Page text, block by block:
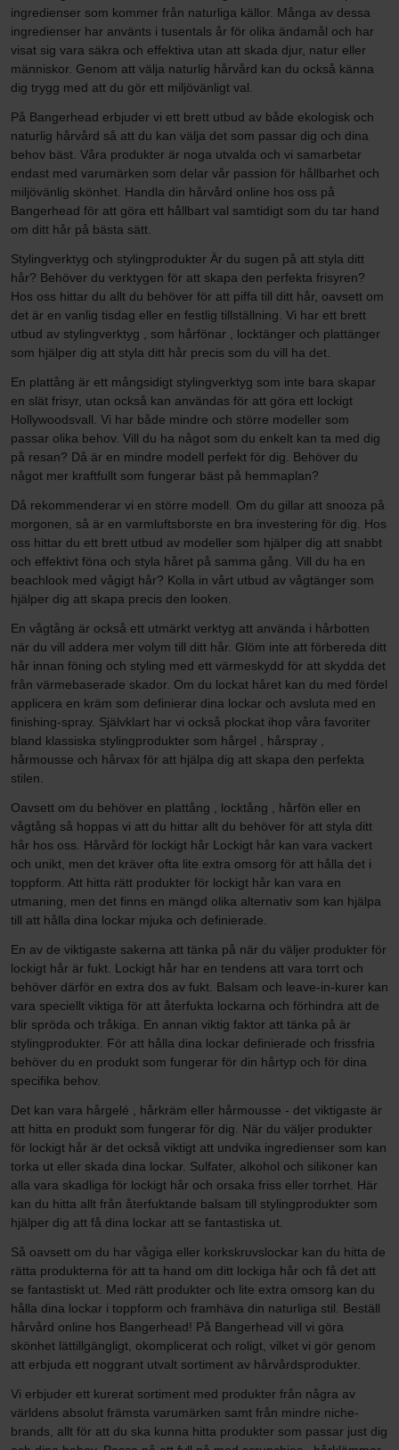
ingredienser som kommer från naturliga källor. Många av dessa
ingredienser har använts i tusentals år för olika ändamål och har
visat sig vara säkra och effektiva utan att skada djur, natur eller
människor. Genom att välja naturlig hårvård kan du också känna
dig trygg med att du gör ett miljövänligt val.
På Bangerhead erbjuder vi ett brett utbud av både ekologisk och
naturlig hårvård så att du kan välja det som passar dig och dina
behov bäst. Våra produkter är noga utvalda och vi samarbetar
endast med varumärken som delar vår passion för hållbarhet och
miljövänlig skönhet. Handla din hårvård online hos oss på
Bangerhead för att göra ett hållbart val samtidigt som du tar hand
om ditt hår på bästa sätt.
Stylingverktyg och stylingprodukter Är du sugen på att styla ditt
hår? Behöver du verktygen för att skapa den perfekta frisyren?
Hos oss hittar du allt du behöver för att piffa till ditt hår, oavsett om
det är en vanlig tisdag eller en festlig tillställning. Vi har ett brett
utbud av stylingverktyg , som hårfönar , locktänger och plattänger
som hjälper dig att styla ditt hår precis som du vill ha det.
En plattång är ett mångsidigt stylingverktyg som inte bara skapar
en slät frisyr, utan också kan användas för att göra ett lockigt
Hollywoodsvall. Vi har både mindre och större modeller som
passar olika behov. Vill du ha något som du enkelt kan ta med dig
på resan? Då är en mindre modell perfekt för dig. Behöver du
något mer kraftfullt som fungerar bäst på hemmaplan?
Då rekommenderar vi en större modell. Om du gillar att snooza på
morgonen, så är en varmluftsborste en bra investering för dig. Hos
oss hittar du ett brett utbud av modeller som hjälper dig att snabbt
och effektivt föna och styla håret på samma gång. Vill du ha en
beachlook med vågigt hår? Kolla in vårt utbud av vågtänger som
hjälper dig att skapa precis den looken.
En vågtång är också ett utmärkt verktyg att använda i hårbotten
när du vill addera mer volym till ditt hår. Glöm inte att förbereda ditt
hår innan föning och styling med ett värmeskydd för att skydda det
från värmebaserade skador. Om du lockat håret kan du med fördel
applicera en kräm som definierar dina lockar och avsluta med en
finishing-spray. Självklart har vi också plockat ihop våra favoriter
bland klassiska stylingprodukter som hårgel , hårspray ,
hårmousse och hårvax för att hjälpa dig att skapa den perfekta
stilen.
Oavsett om du behöver en plattång , locktång , hårfön eller en
vågtång så hoppas vi att du hittar allt du behöver för att styla ditt
hår hos oss. Hårvård för lockigt hår Lockigt hår kan vara vackert
och unikt, men det kräver ofta lite extra omsorg för att hålla det i
toppform. Att hitta rätt produkter för lockigt hår kan vara en
utmaning, men det finns en mängd olika alternativ som kan hjälpa
till att hålla dina lockar mjuka och definierade.
En av de viktigaste sakerna att tänka på när du väljer produkter för
lockigt hår är fukt. Lockigt hår har en tendens att vara torrt och
behöver därför en extra dos av fukt. Balsam och leave-in-kurer kan
vara speciellt viktiga för att återfukta lockarna och förhindra att de
blir spröda och tråkiga. En annan viktig faktor att tänka på är
stylingprodukter. För att hålla dina lockar definierade och frissfria
behöver du en produkt som fungerar för din hårtyp och för dina
specifika behov.
Det kan vara hårgelé , hårkräm eller hårmousse - det viktigaste är
att hitta en produkt som fungerar för dig. När du väljer produkter
för lockigt hår är det också viktigt att undvika ingredienser som kan
torka ut eller skada dina lockar. Sulfater, alkohol och silikoner kan
alla vara skadliga för lockigt hår och orsaka friss eller torrhet. Här
kan du hitta allt från återfuktande balsam till stylingprodukter som
hjälper dig att få dina lockar att se fantastiska ut.
Så oavsett om du har vågiga eller korkskruvslockar kan du hitta de
rätta produkterna för att ta hand om ditt lockiga hår och få det att
se fantastiskt ut. Med rätt produkter och lite extra omsorg kan du
hålla dina lockar i toppform och framhäva din naturliga stil. Beställ
hårvård online hos Bangerhead! På Bangerhead vill vi göra
skönhet lättillgängligt, okomplicerat och roligt, vilket vi gör genom
att erbjuda ett noggrant utvalt sortiment av hårvårdsprodukter.
Vi erbjuder ett kurerat sortiment med produkter från några av
världens absolut främsta varumärken samt från mindre niche-
brands, allt för att du ska kunna hitta produkter som passar just dig